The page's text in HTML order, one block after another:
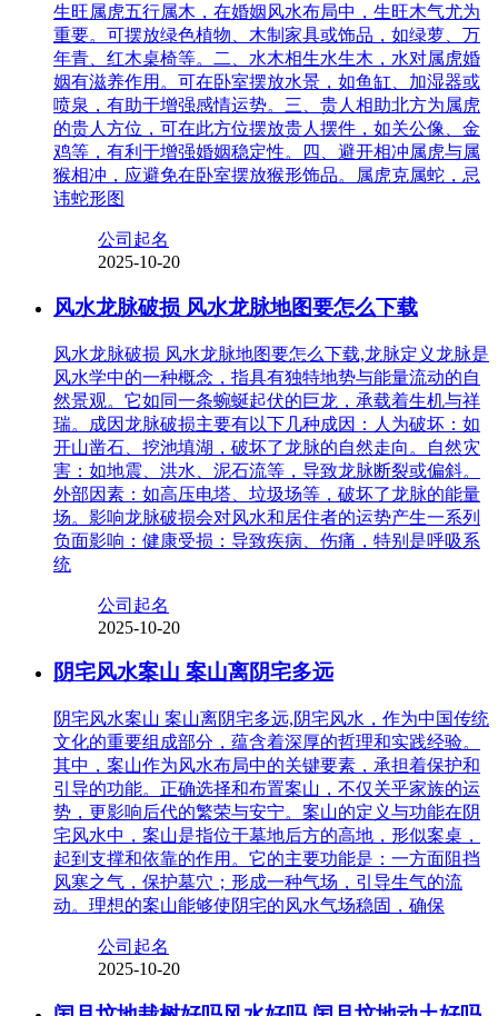
生旺属虎五行属木，在婚姻风水布局中，生旺木气尤为
重要。可摆放绿色植物、木制家具或饰品，如绿萝、万
年青、红木桌椅等。二、水木相生水生木，水对属虎婚
姻有滋养作用。可在卧室摆放水景，如鱼缸、加湿器或
喷泉，有助于增强感情运势。三、贵人相助北方为属虎
的贵人方位，可在此方位摆放贵人摆件，如关公像、金
鸡等，有利于增强婚姻稳定性。四、避开相冲属虎与属
猴相冲，应避免在卧室摆放猴形饰品。属虎克属蛇，忌
讳蛇形图
公司起名
2025-10-20
风水龙脉破损 风水龙脉地图要怎么下载
风水龙脉破损 风水龙脉地图要怎么下载,龙脉定义龙脉是
风水学中的一种概念，指具有独特地势与能量流动的自
然景观。它如同一条蜿蜒起伏的巨龙，承载着生机与祥
瑞。成因龙脉破损主要有以下几种成因：人为破坏：如
开山凿石、挖池填湖，破坏了龙脉的自然走向。自然灾
害：如地震、洪水、泥石流等，导致龙脉断裂或偏斜。
外部因素：如高压电塔、垃圾场等，破坏了龙脉的能量
场。影响龙脉破损会对风水和居住者的运势产生一系列
负面影响：健康受损：导致疾病、伤痛，特别是呼吸系
统
公司起名
2025-10-20
阴宅风水案山 案山离阴宅多远
阴宅风水案山 案山离阴宅多远,阴宅风水，作为中国传统
文化的重要组成部分，蕴含着深厚的哲理和实践经验。
其中，案山作为风水布局中的关键要素，承担着保护和
引导的功能。正确选择和布置案山，不仅关乎家族的运
势，更影响后代的繁荣与安宁。案山的定义与功能在阴
宅风水中，案山是指位于墓地后方的高地，形似案桌，
起到支撑和依靠的作用。它的主要功能是：一方面阻挡
风寒之气，保护墓穴；形成一种气场，引导生气的流
动。理想的案山能够使阴宅的风水气场稳固，确保
公司起名
2025-10-20